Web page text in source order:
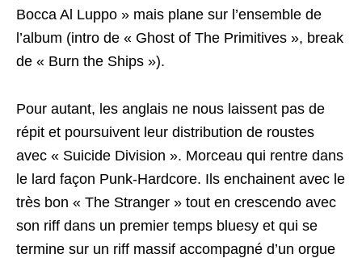
Bocca Al Luppo » mais plane sur l’ensemble de
l’album (intro de « Ghost of The Primitives », break
de « Burn the Ships »).
Pour autant, les anglais ne nous laissent pas de
répit et poursuivent leur distribution de roustes
avec « Suicide Division ». Morceau qui rentre dans
le lard façon Punk-Hardcore. Ils enchainent avec le
très bon « The Stranger » tout en crescendo avec
son riff dans un premier temps bluesy et qui se
termine sur un riff massif accompagné d’un orgue